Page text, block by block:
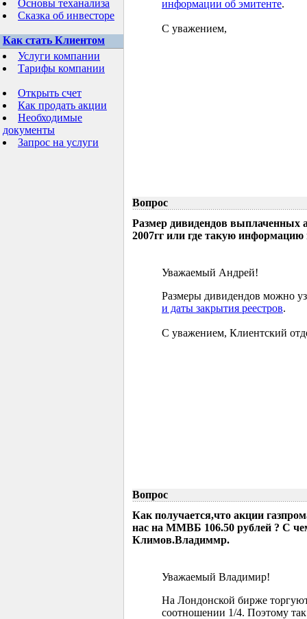
Основы теханализа
Сказка об инвесторе
Как стать Клиентом
Услуги компании
Тарифы компании
Открыть счет
Как продать акции
Необходимые
документы
Запрос на услуги
информации об эмитенте.
С уважением,
Вопрос
Размер дивидендов выплаченных
2007гг или где такую информацию
Уважаемый Андрей!
Размеры дивидендов можно
и даты закрытия реестров.
С уважением, Клиентский
Вопрос
Как получается,что акции
нас на ММВБ 106.50 рублей ? С
Климов.Владиммр.
Уважаемый Владимир!
На Лондонской бирже
соотношении 1/4. Поэтому так